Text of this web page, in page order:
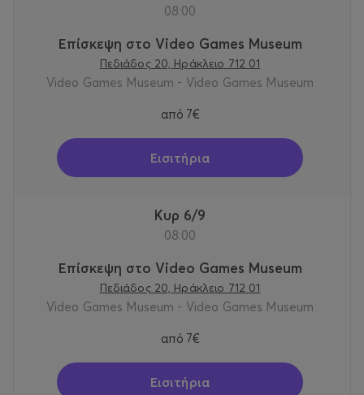
08:00
Επίσκεψη στο Video Games Museum
Πεδιάδος 20, Ηράκλειο 712 01
Video Games Museum - Video Games Museum
από 7€
Εισιτήρια
Κυρ 6/9
08:00
Επίσκεψη στο Video Games Museum
Πεδιάδος 20, Ηράκλειο 712 01
Video Games Museum - Video Games Museum
από 7€
Εισιτήρια